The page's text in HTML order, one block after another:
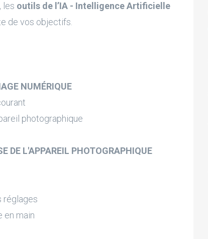
les outils de l’IA - Intelligence Artificielle
de vos objectifs.
NUMÉRIQUE
photographique
DE L'APPAREIL PHOTOGRAPHIQUE
réglages
en main